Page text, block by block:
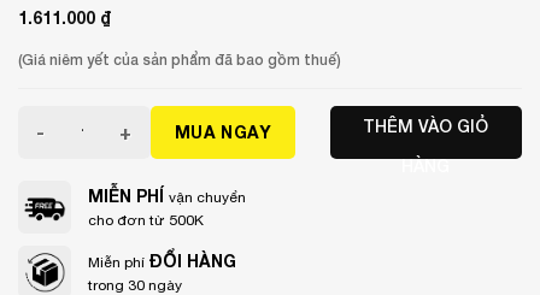
1.611.000 ₫
(Giá niêm yết của sản phẩm đã bao gồm thuế)
Quần Short Nữ Hydrogen Pickleball Tech TC1000-007
MUA NGAY
THÊM VÀO GIỎ
HÀNG
MIỄN PHÍ vận chuyển
cho đơn từ 500K
Miễn phí ĐỔI HÀNG
trong 30 ngày